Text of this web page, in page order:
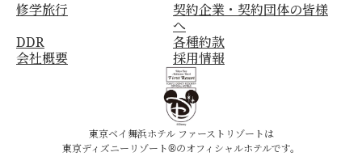
修学旅行
契約企業・契約団体の皆様
へ
DDR
各種約款
会社概要
採用情報
東京ベイ舞浜ホテル ファーストリゾートは
東京ディズニーリゾート®のオフィシャルホテルです。